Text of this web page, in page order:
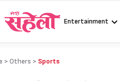
Entertainment
> Others > Sports